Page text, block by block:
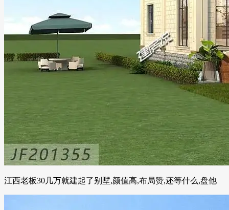
江西老板30几万就建起了别墅,颜值高,布局赞,还等什么,盘他